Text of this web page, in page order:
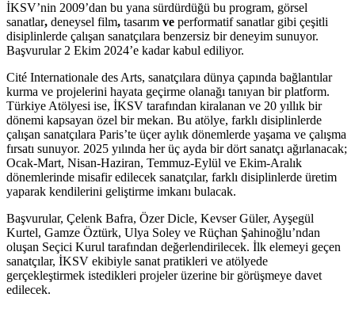
İKSV’nin 2009’dan bu yana sürdürdüğü bu program, görsel
sanatlar, deneysel film, tasarım ve performatif sanatlar gibi çeşitli
disiplinlerde çalışan sanatçılara benzersiz bir deneyim sunuyor.
Başvurular 2 Ekim 2024’e kadar kabul ediliyor.
Cité Internationale des Arts, sanatçılara dünya çapında bağlantılar
kurma ve projelerini hayata geçirme olanağı tanıyan bir platform.
Türkiye Atölyesi ise, İKSV tarafından kiralanan ve 20 yıllık bir
dönemi kapsayan özel bir mekan. Bu atölye, farklı disiplinlerde
çalışan sanatçılara Paris’te üçer aylık dönemlerde yaşama ve çalışma
fırsatı sunuyor. 2025 yılında her üç ayda bir dört sanatçı ağırlanacak;
Ocak-Mart, Nisan-Haziran, Temmuz-Eylül ve Ekim-Aralık
dönemlerinde misafir edilecek sanatçılar, farklı disiplinlerde üretim
yaparak kendilerini geliştirme imkanı bulacak.
Başvurular, Çelenk Bafra, Özer Dicle, Kevser Güler, Ayşegül
Kurtel, Gamze Öztürk, Ulya Soley ve Rüçhan Şahinoğlu’ndan
oluşan Seçici Kurul tarafından değerlendirilecek. İlk elemeyi geçen
sanatçılar, İKSV ekibiyle sanat pratikleri ve atölyede
gerçekleştirmek istedikleri projeler üzerine bir görüşmeye davet
edilecek.